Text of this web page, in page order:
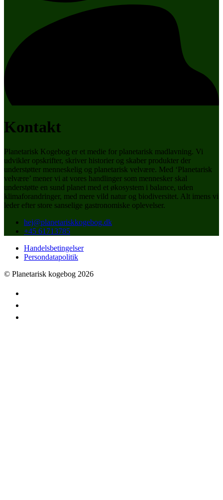
Kontakt
Planetarisk Kogebog er et medie for planetarisk madlavning. Vi
udvikler opskrifter, skriver historier og skaber produkter der
understøtter menneskelig og planetarisk velvære. Med ‘Planetarisk
velvære’ mener vi at vores handlinger som mennesker skal
understøtte en sund planet med et økosystem i balance, uden
klimaforandringer, med mere vild natur og biodiversitet. Alt imens vi
leder efter store sanselige gastronomiske oplevelser.
hej@planetariskkogebog.dk
+45 61713785
Handelsbetingelser
Persondatapolitik
© Planetarisk kogebog 2026